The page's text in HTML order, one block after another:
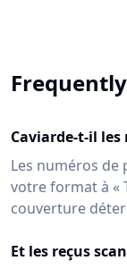
Caviarde-t-il les
Les numéros de
votre format à «
couverture
Et les reçus